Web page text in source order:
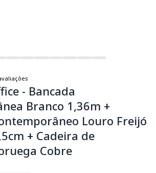
- Bancada
Branco 1,36m +
Louro Freijó
+ Cadeira de
Cobre